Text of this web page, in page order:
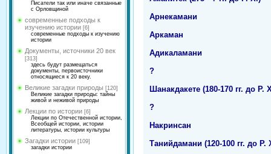
Писатели так или иначе связанные
с Орловщиной
современные подходы к
изучению истории [6]
современные подходы к изучению
истории
Документы, источники 20 век
[313]
здесь будут размещаться
документы, первоисточники
относящиеся к 20 веку.
Великие загадки природы [120]
Великие загадки природы: тайны
живой и неживой природы
Лекции по истории [6]
Лекции по Отечественной истории,
Всеобщей истории, истории
литературы, истории культуры
Загадки истории [109]
загадки истории
Арнекамани
Аркаман
Адикаламани
?
Шанакдакете (180-170 гг. до Р.
?
Накринсан
Танийдамани (120-100 гг. до Р.